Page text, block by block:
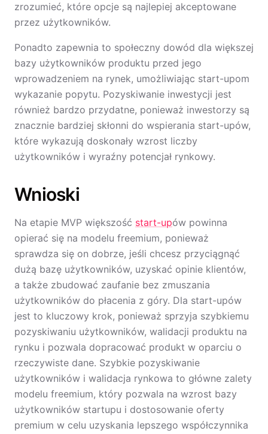
zrozumieć, które opcje są najlepiej akceptowane
przez użytkowników.
Ponadto zapewnia to społeczny dowód dla większej
bazy użytkowników produktu przed jego
wprowadzeniem na rynek, umożliwiając start-upom
wykazanie popytu. Pozyskiwanie inwestycji jest
również bardzo przydatne, ponieważ inwestorzy są
znacznie bardziej skłonni do wspierania start-upów,
które wykazują doskonały wzrost liczby
użytkowników i wyraźny potencjał rynkowy.
Wnioski
Na etapie MVP większość start-upów powinna
opierać się na modelu freemium, ponieważ
sprawdza się on dobrze, jeśli chcesz przyciągnąć
dużą bazę użytkowników, uzyskać opinie klientów,
a także zbudować zaufanie bez zmuszania
użytkowników do płacenia z góry. Dla start-upów
jest to kluczowy krok, ponieważ sprzyja szybkiemu
pozyskiwaniu użytkowników, walidacji produktu na
rynku i pozwala dopracować produkt w oparciu o
rzeczywiste dane. Szybkie pozyskiwanie
użytkowników i walidacja rynkowa to główne zalety
modelu freemium, który pozwala na wzrost bazy
użytkowników startupu i dostosowanie oferty
premium w celu uzyskania lepszego współczynnika